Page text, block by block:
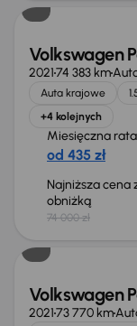
Volkswagen
202174 383 km
Auta krajowe
+4 kolejnych
Miesięczna rata
od 435 zł
Najniższa cena
obniżką
74 000 zł
Możliwość
Volkswagen
202173 770 km